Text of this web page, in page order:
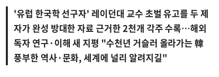
'유럽 한국학 선구자' 레이던대 교수 초벌 유고를 두 제
자가 완성 방대한 자료 근거한 2천개 각주 수록…해외
독자 연구·이해 새 지평 "수천년 거슬러 올라가는 韓
풍부한 역사·문화, 세계에 널리 알려지길"